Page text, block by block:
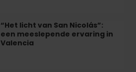
“Het licht van San Nicolás”:
een meeslepende ervaring in
Valencia